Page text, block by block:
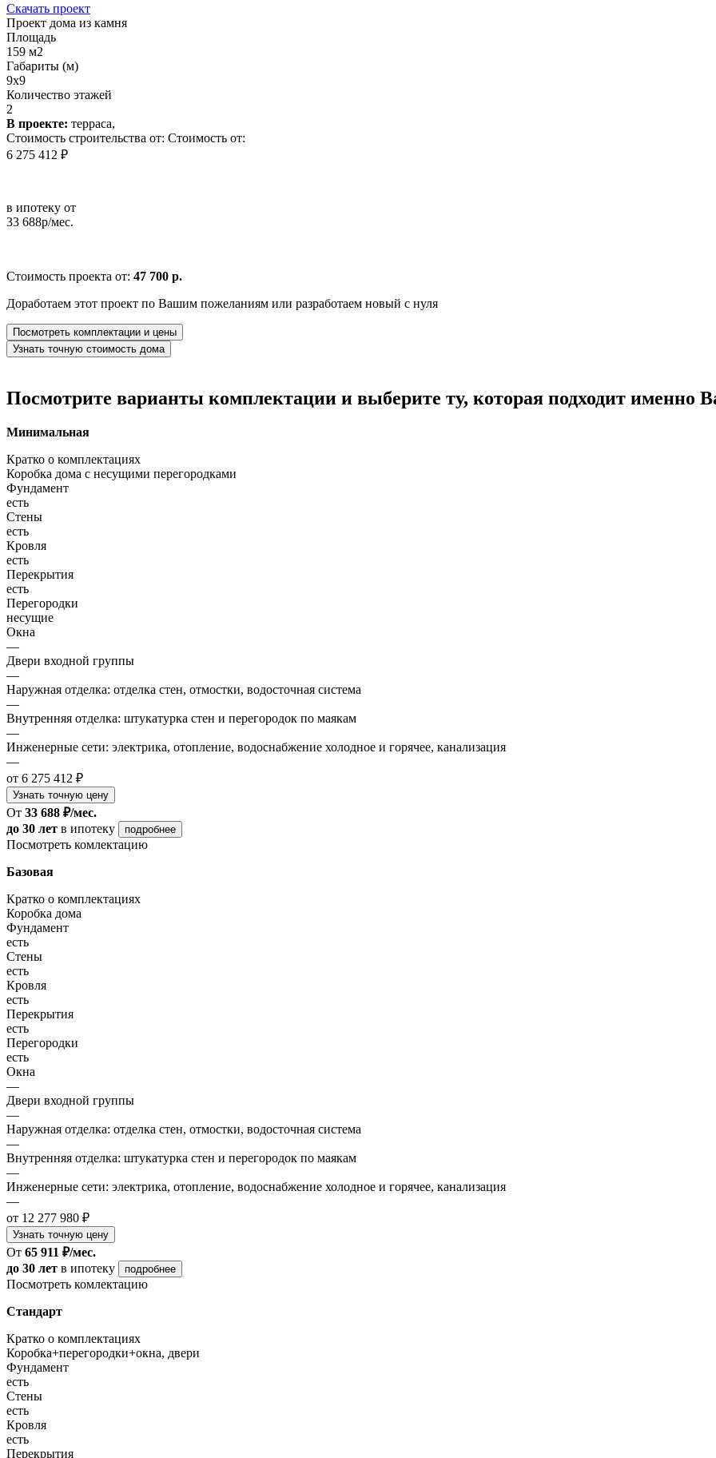
Скачать проект
Проект дома из камня
Площадь
159 м2
Габариты (м)
9x9
Количество этажей
2
В проекте: терраса,
Стоимость строительства от: Стоимость от:
6 275 412 ₽
в ипотеку от
33 688р/мес.
Стоимость проекта от: 47 700 р.
Доработаем этот проект по Вашим пожеланиям или разработаем новый с нуля
Посмотреть комплектации и цены
Узнать точную стоимость дома
Посмотрите варианты комплектации и выберите ту, которая подходит именно
Минимальная
Кратко о комплектациях
Коробка дома с несущими перегородками
Фундамент
есть
Стены
есть
Кровля
есть
Перекрытия
есть
Перегородки
несущие
Окна
—
Двери входной группы
—
Наружная отделка: отделка стен, отмостки, водосточная система
—
Внутренняя отделка: штукатурка стен и перегородок по маякам
—
Инженерные сети: электрика, отопление, водоснабжение холодное и горячее, канализация
—
от 6 275 412 ₽
Узнать точную цену
От 33 688 ₽/мес.
до 30 лет в ипотеку подробнее
Посмотреть комлектацию
Базовая
Кратко о комплектациях
Коробка дома
Фундамент
есть
Стены
есть
Кровля
есть
Перекрытия
есть
Перегородки
есть
Окна
—
Двери входной группы
—
Наружная отделка: отделка стен, отмостки, водосточная система
—
Внутренняя отделка: штукатурка стен и перегородок по маякам
—
Инженерные сети: электрика, отопление, водоснабжение холодное и горячее, канализация
—
от 12 277 980 ₽
Узнать точную цену
От 65 911 ₽/мес.
до 30 лет в ипотеку подробнее
Посмотреть комлектацию
Стандарт
Кратко о комплектациях
Коробка+перегородки+окна, двери
Фундамент
есть
Стены
есть
Кровля
есть
Перекрытия